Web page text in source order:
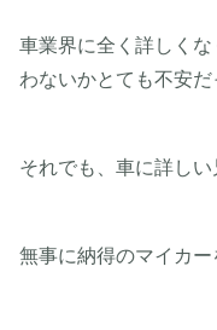
車業界に全く詳しく
わないかとても不安だ
それでも、車に詳しい
無事に納得のマイカ